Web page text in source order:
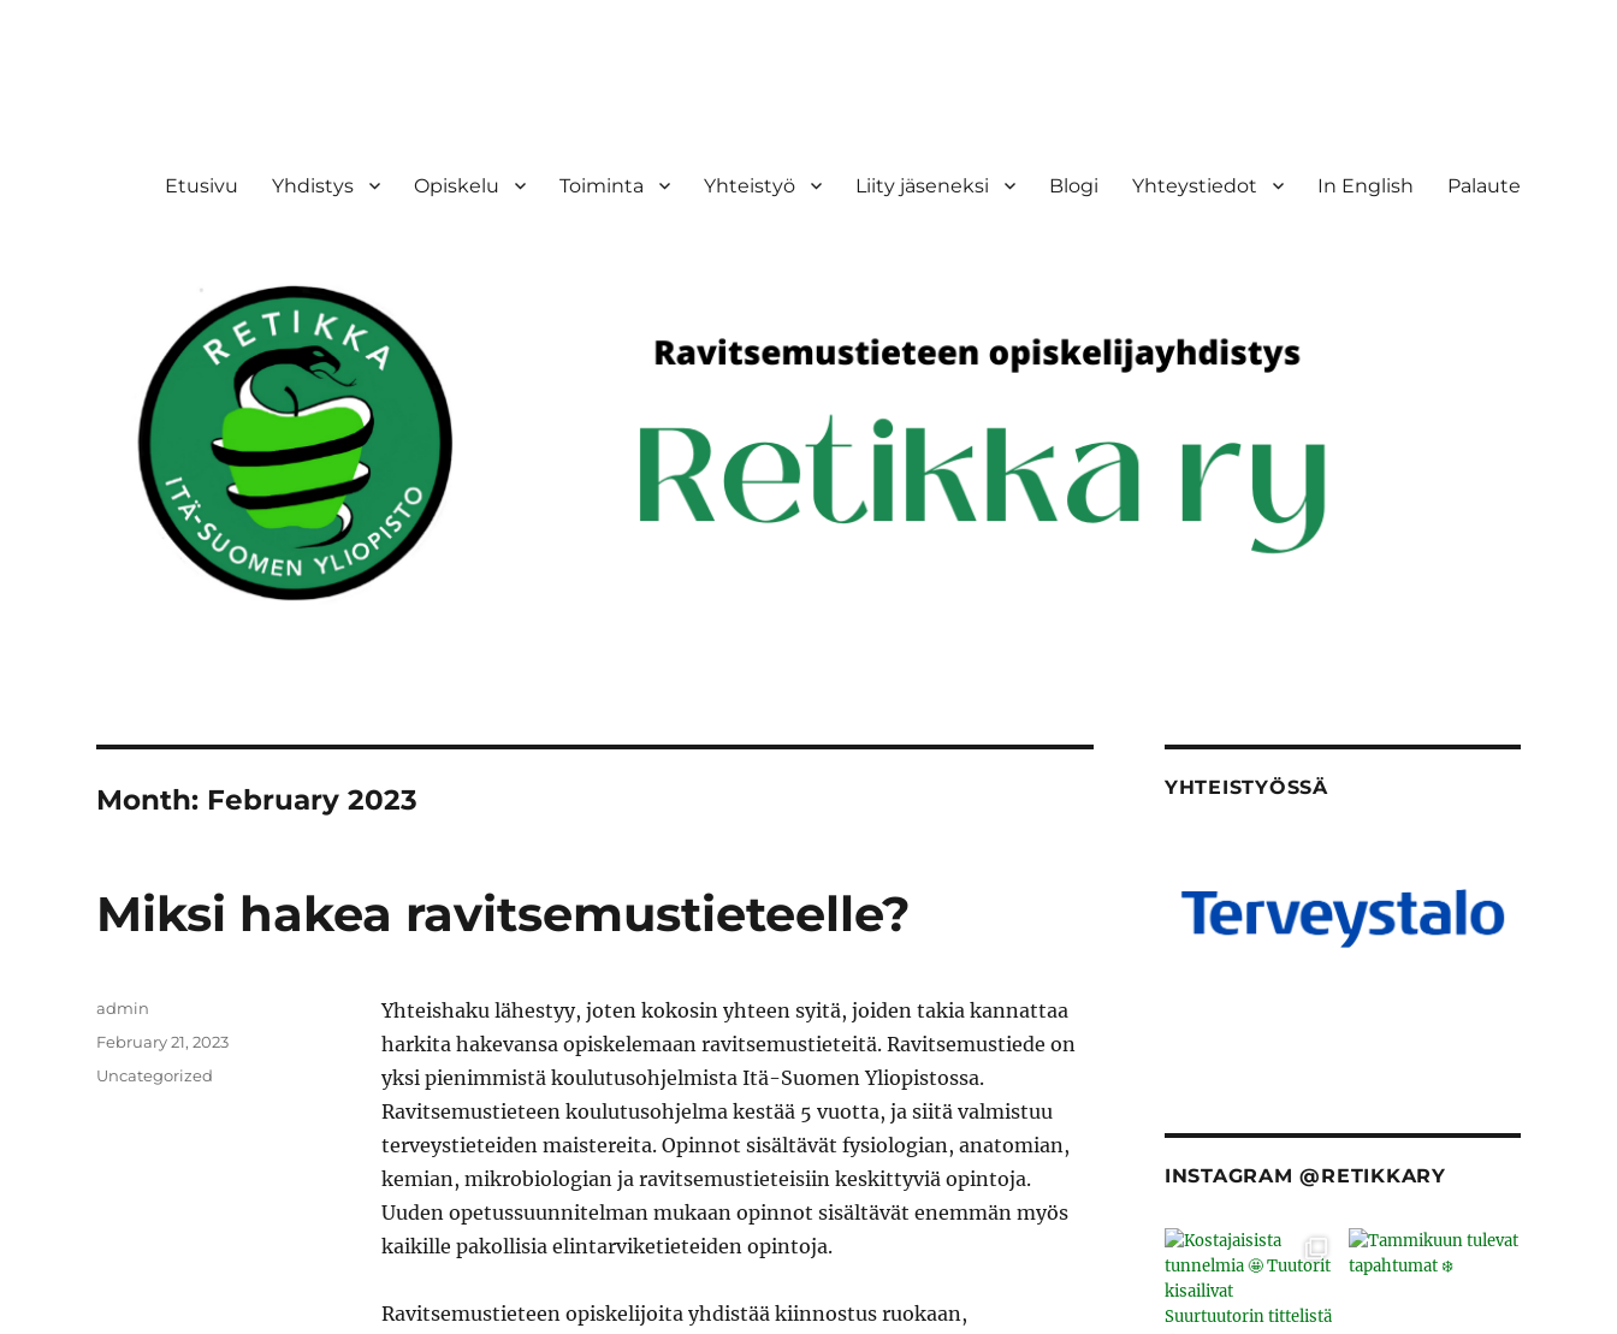
Etusivu Yhdistys Opiskelu Toiminta Yhteistyö Liity jäseneksi Blogi Yhteystiedot In English Palaute
Month: February 2023
Miksi hakea ravitsemustieteelle?
Yhteishaku lähestyy, joten kokosin yhteen syitä, joiden takia kannattaa
harkita hakevansa opiskelemaan ravitsemustieteitä. Ravitsemustiede on
yksi pienimmistä koulutusohjelmista Itä-Suomen Yliopistossa.
Ravitsemustieteen koulutusohjelma kestää 5 vuotta, ja siitä valmistuu
terveystieteiden maistereita. Opinnot sisältävät fysiologian, anatomian,
kemian, mikrobiologian ja ravitsemustieteisiin keskittyviä opintoja.
Uuden opetussuunnitelman mukaan opinnot sisältävät enemmän myös
kaikille pakollisia elintarviketieteiden opintoja.
Ravitsemustieteen opiskelijoita yhdistää kiinnostus ruokaan,
Author
admin
Posted
February 21, 2023
Categories
Uncategorized
YHTEISTYÖSSÄ
INSTAGRAM @RETIKKARY